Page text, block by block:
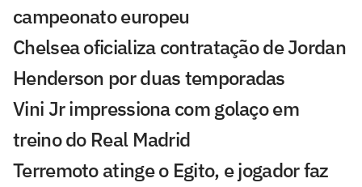
campeonato europeu
Chelsea oficializa contratação de Jordan
Henderson por duas temporadas
Vini Jr impressiona com golaço em
treino do Real Madrid
Terremoto atinge o Egito, e jogador faz